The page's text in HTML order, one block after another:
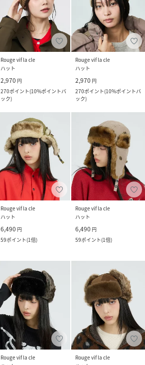
Rouge vif la cle
ハット
2,970 円
270ポイント(10%ポイントバ
ック)
Rouge vif la cle
ハット
2,970 円
270ポイント(10%ポイントバ
ック)
Rouge vif la cle
ハット
6,490 円
59ポイント(1倍)
Rouge vif la cle
ハット
6,490 円
59ポイント(1倍)
Rouge vif la cle
Rouge vif la cle